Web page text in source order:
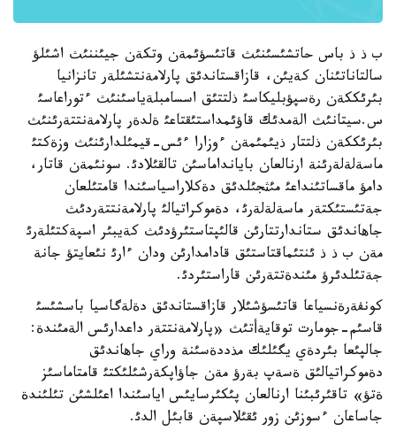
ب ذ ذ باس حاتشئسئنئث قاتئسؤئمةن وتكةن جيئننئث اشئلؤ
سالتاناتئنان كةيئن، قازاقستاندئق پارلامةنتشئلةر تانزانيا
بئرئككةن رةسپؤبليكاسئ ذلتتئق اسسامبلةياسئنئث ءتوراعاسئ
س.سيتانئث الةمدئك قاؤئمداستئقتاعئ ةلدةر پارلامةنتتةرئنئث
بئرئككةن ذلتتار ذيئمئمةن ءوزارا ءئس-قيمئلدارئنئث وزةكتئ
ماسةلةلةرئنة ارنالعان بايانداماسئن تالقئلادئ. سونئمةن قاتار،
دامؤ ماقساتئنداعئ مئثجئلدئق دةكلاراسياسئندا قامتئلعان
جةتئستئكتةر ماسةلةلةرئ، دةموكراتيالئ پارلامةنتتةردئث
جاهاندئق ستاندارتتارئن قالئپتاستئرؤدئث كةيبئر اسپةكتئلةرئ
مةن ب ذ ذ ئنتئماقتاستئق قادامدارئن ودان ءارئ نئعايتؤ جانة
جةتئلدئرؤ مئندةتتةرئن قاراستئردئ.
كونفةرةنسياعا قاتئسؤشئلار قازاقستاندئق دةلةگاسيا باسشئسئ
قاسئم-جومارت توقايةأتئث «پارلامةنتتةر داعدارئس الةمئندة:
جالپئعا بئردةي يگئلئك مذددةسئنة وراي جاهاندئق
دةموكراتيالئق ةسةپ بةرؤ مةن جاؤاپكةرشئلئكتئ قامتاماسئز
ةتؤ» تاقئرئبئنا ارنالعان پئكئرسايئس اياسئندا اعئلشئن تئلئندة
جاساعان ءسوزئن زور ئقئلاسپةن قابئل الدئ.